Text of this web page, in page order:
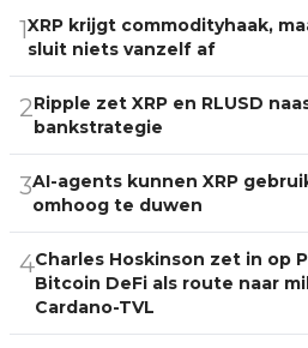
1XRP krijgt commodityhaak,
sluit niets vanzelf af
2Ripple zet XRP en RLUSD
bankstrategie
3AI-agents kunnen XRP
omhoog te duwen
4Charles Hoskinson zet in op
Bitcoin DeFi als route naar
Cardano-TVL